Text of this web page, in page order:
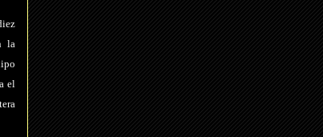
la
el